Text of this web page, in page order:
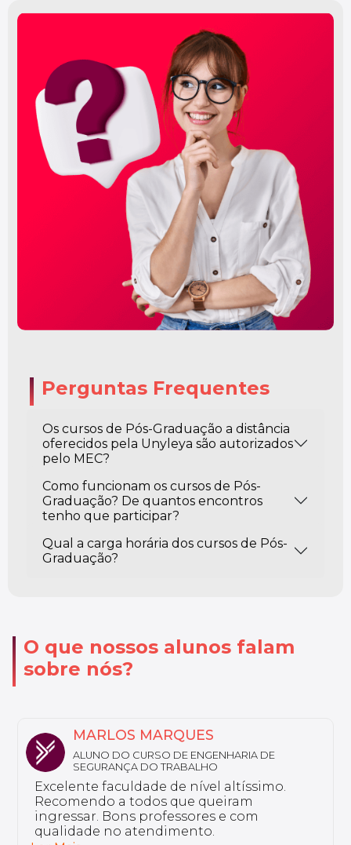
Perguntas Frequentes
Os cursos de Pós-Graduação a distância
oferecidos pela Unyleya são autorizados
pelo MEC?
Como funcionam os cursos de Pós-
Graduação? De quantos encontros
tenho que participar?
Qual a carga horária dos cursos de Pós-
Graduação?
O que nossos alunos falam
sobre nós?
NATHALY
ALUNA DO CURSO DE FARMÁCIA ESTÉTICA
Sou aluno da Unyleya da pós-graduação
em Saúde do Idoso e Gerontologia. Não
tenho nada a reclamar, a instituição é
excelente e tem professores bem
preparados.
Ler Mais...